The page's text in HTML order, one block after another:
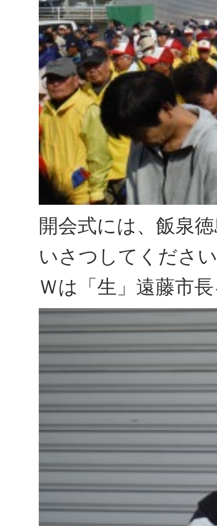
開会式には、飯泉
いさつしてくださ
Ｗは「生」遠藤市